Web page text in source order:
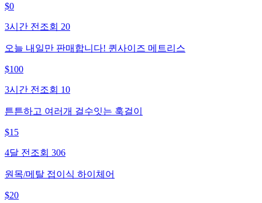
$0
3시간 전 조회 20
오늘 내일만 판매합니다! 퀸사이즈 메트리스
$100
3시간 전 조회 10
튼튼하고 여러개 걸수잇는 훅걸이
$15
4달 전 조회 306
원목/메탈 접이식 하이체어
$20